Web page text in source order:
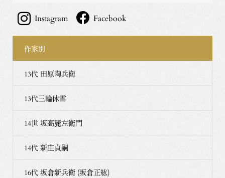
Instagram Facebook
作家別
13代 田原陶兵衛
13代三輪休雪
14世 坂高麗左衛門
14代 新庄貞嗣
16代 坂倉新兵衛 (坂倉正紘)